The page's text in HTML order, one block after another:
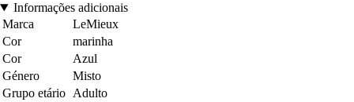
Informações adicionais
Marca
LeMieux
Cor
marinha
Cor
Azul
Género
Misto
Grupo etário Adulto